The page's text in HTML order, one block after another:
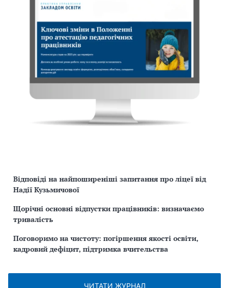
Відповіді на найпоширеніші запитання про ліцеї від
Надії Кузьмичової
Щорічні основні відпустки працівників: визначаємо
тривалість
Поговоримо на чистоту: погіршення якості освіти,
кадровий дефіцит, підтримка вчительства
ЧИТАТИ ЖУРНАЛ